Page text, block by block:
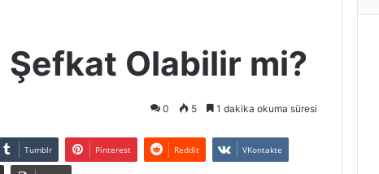
Şefkat Olabilir mi?
0 5 1 dakika okuma süresi
Tumblr Pinterest Reddit VKontakte